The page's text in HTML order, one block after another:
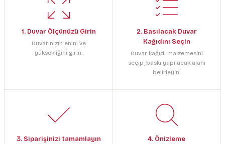
1. Duvar Ölçünüzü Girin
Duvarınızın enini ve
yüksekliğini girin.
2. Basılacak Duvar
Kağıdını Seçin
Duvar kağıdı malzemesini
seçip, baskı yapılacak alanı
belirleyin.
3. Siparişinizi tamamlayın 4. Önizleme